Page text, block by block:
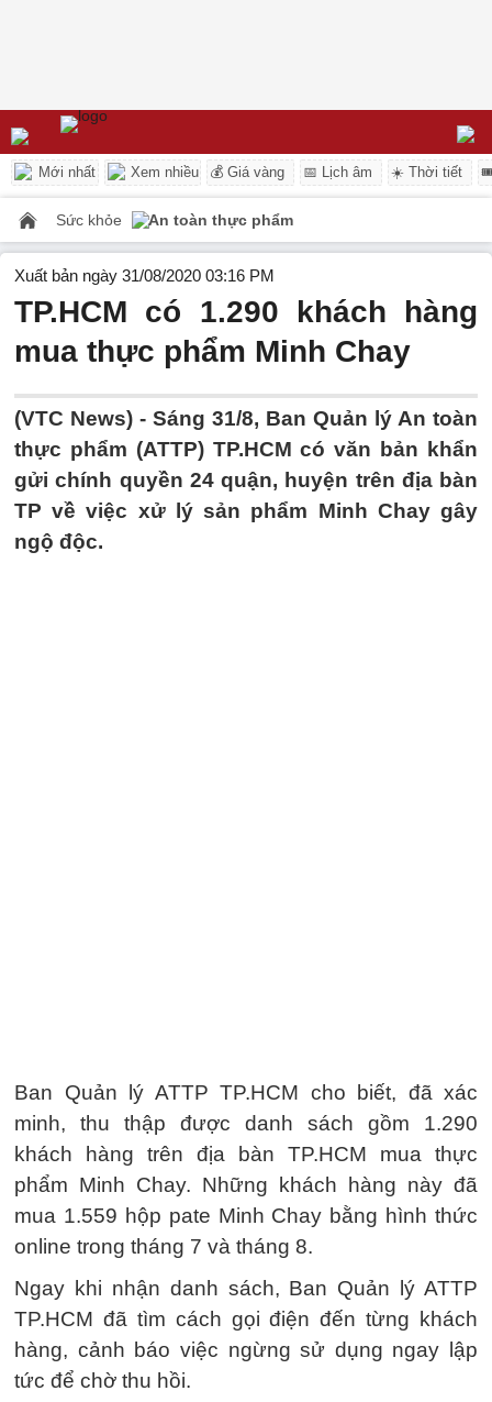
Mới nhất Xem nhiều 💰 Giá vàng 📅 Lịch âm ☀️ Thời tiết
Sức khỏe An toàn thực phẩm
Xuất bản ngày 31/08/2020 03:16 PM
TP.HCM có 1.290 khách hàng
mua thực phẩm Minh Chay
(VTC News) - Sáng 31/8, Ban Quản lý An toàn
thực phẩm (ATTP) TP.HCM có văn bản khẩn
gửi chính quyền 24 quận, huyện trên địa bàn
TP về việc xử lý sản phẩm Minh Chay gây
ngộ độc.
Ban Quản lý ATTP TP.HCM cho biết, đã xác
minh, thu thập được danh sách gồm 1.290
khách hàng trên địa bàn TP.HCM mua thực
phẩm Minh Chay. Những khách hàng này đã
mua 1.559 hộp pate Minh Chay bằng hình thức
online trong tháng 7 và tháng 8.
Ngay khi nhận danh sách, Ban Quản lý ATTP
TP.HCM đã tìm cách gọi điện đến từng khách
hàng, cảnh báo việc ngừng sử dụng ngay lập
tức để chờ thu hồi.